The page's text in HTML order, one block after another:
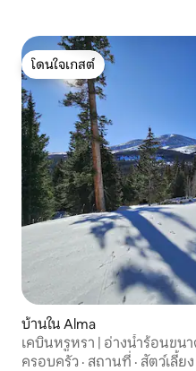
โดนใจเกสต์
โดนใจเกสต์
บ้านใน Alma
เคบินหรูหรา | อ่างน้ำร้อนขนา
ครอบครัว · สถานที่ · สัตว์เลี้ยง